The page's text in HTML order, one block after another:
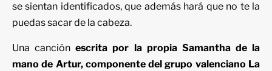
se sientan identificados, que además hará que no te la
puedas sacar de la cabeza.
Una canciónescrita por la propia Samantha de la
mano de Artur, componente del grupo valenciano La